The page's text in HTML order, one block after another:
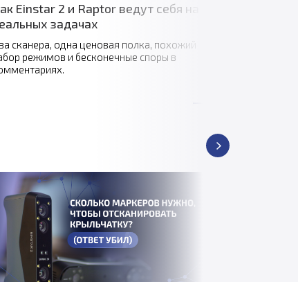
Einstar 2 и Raptor ведут себя на
задачах
сканера, одна ценовая полка, похожий
режимов и бесконечные споры в